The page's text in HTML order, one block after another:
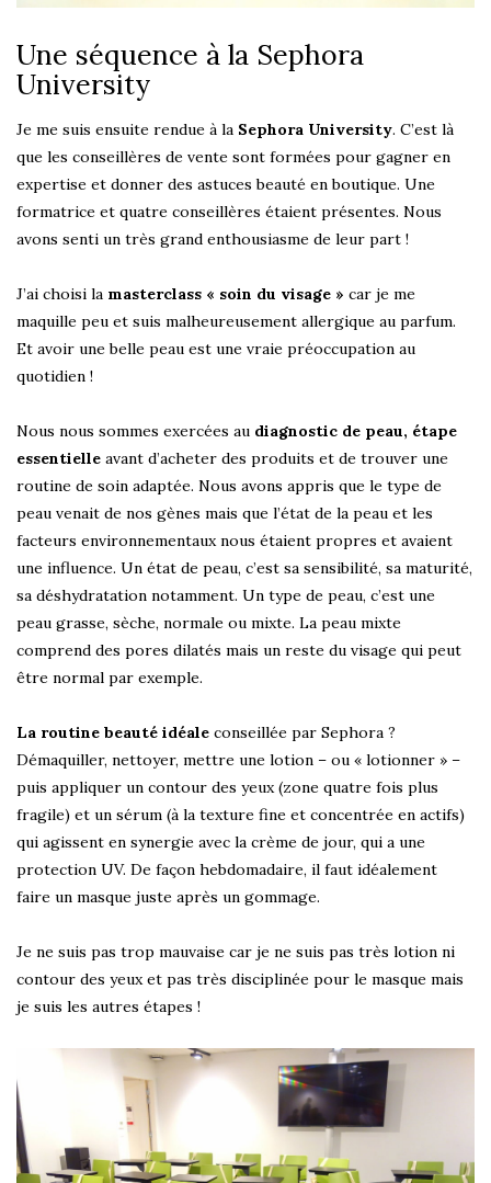
Une séquence à la Sephora
University
Je me suis ensuite rendue à la Sephora University. C’est là
que les conseillères de vente sont formées pour gagner en
expertise et donner des astuces beauté en boutique. Une
formatrice et quatre conseillères étaient présentes. Nous
avons senti un très grand enthousiasme de leur part !
J’ai choisi la masterclass « soin du visage » car je me
maquille peu et suis malheureusement allergique au parfum.
Et avoir une belle peau est une vraie préoccupation au
quotidien !
Nous nous sommes exercées au diagnostic de peau, étape
essentielle avant d’acheter des produits et de trouver une
routine de soin adaptée. Nous avons appris que le type de
peau venait de nos gènes mais que l’état de la peau et les
facteurs environnementaux nous étaient propres et avaient
une influence. Un état de peau, c’est sa sensibilité, sa maturité,
sa déshydratation notamment. Un type de peau, c’est une
peau grasse, sèche, normale ou mixte. La peau mixte
comprend des pores dilatés mais un reste du visage qui peut
être normal par exemple.
La routine beauté idéale conseillée par Sephora ?
Démaquiller, nettoyer, mettre une lotion – ou « lotionner » –
puis appliquer un contour des yeux (zone quatre fois plus
fragile) et un sérum (à la texture fine et concentrée en actifs)
qui agissent en synergie avec la crème de jour, qui a une
protection UV. De façon hebdomadaire, il faut idéalement
faire un masque juste après un gommage.
Je ne suis pas trop mauvaise car je ne suis pas très lotion ni
contour des yeux et pas très disciplinée pour le masque mais
je suis les autres étapes !